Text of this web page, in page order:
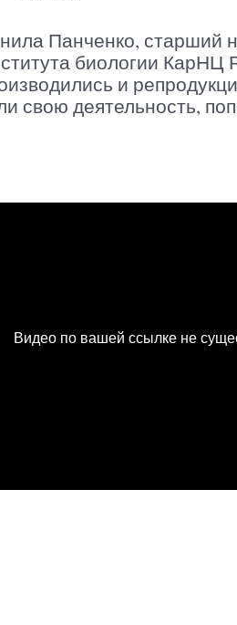
Панченко, старший
биологии КарНЦ
и
свою деятельность,